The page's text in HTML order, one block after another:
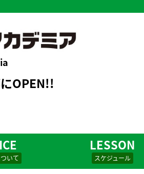
OPEN!!
いて
LESSON
スケジュール